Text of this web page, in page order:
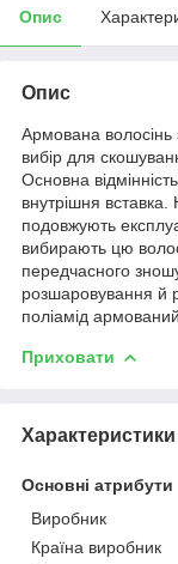
Опис
Опис
Армована
вибір для
Основна
внутрішня
подовжують
вибирають цю
передчасного
розшаровування й
поліамід армований.
Приховати
Характеристики
Основні атрибути
Виробник
Країна виробник